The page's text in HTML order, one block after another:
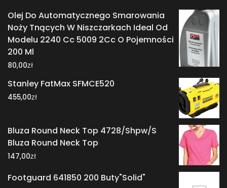
Olej Do Automatycznego Smarowania
Noży Tnących W Niszczarkach Ideal Od
Modelu 2240 Cc 5009 2Cc O Pojemności
200 Ml
80,00zł
Stanley FatMax SFMCE520
455,00zł
Bluza Round Neck Top 4728/Shpw/S
Bluza Round Neck Top
147,00zł
Footguard 641850 200 Buty"Solid"